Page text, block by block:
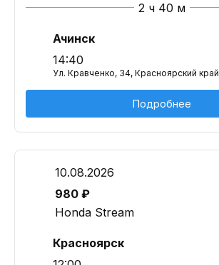
2 ч 40 м
Ачинск
14:40
Ул. Кравченко, 34, Красноярский край
Подробнее
10.08.2026
980 ₽
Honda Stream
Красноярск